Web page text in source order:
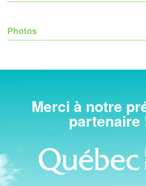
Photos
Merci à notre
partenaire